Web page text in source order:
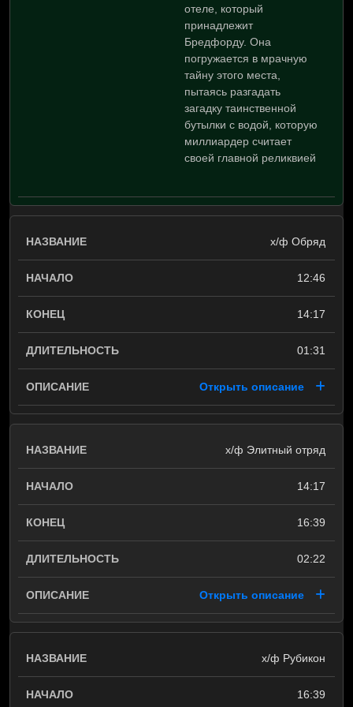
отеле, который
принадлежит
Бредфорду. Она
погружается в мрачную
тайну этого места,
пытаясь разгадать
загадку таинственной
бутылки с водой, которую
миллиардер считает
своей главной реликвией
х/ф Обряд
12:46
14:17
01:31
Открыть описание
х/ф Элитный отряд
14:17
16:39
02:22
Открыть описание
х/ф Рубикон
16:39